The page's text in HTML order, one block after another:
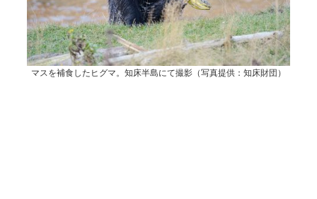
マスを補食したヒグマ。知床半島にて撮影（写真提供：知床財団）